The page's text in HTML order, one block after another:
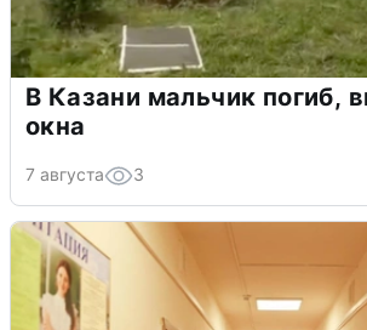
В Казани мальчик погиб,
окна
7 августа 3